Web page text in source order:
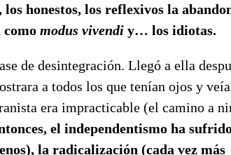
honestos, los reflexivos la
como modus vivendi y… los idiotas.
de desintegración. Llegó a ella
a todos los que tenían ojos y
era impracticable (el camino a
el independentismo ha
la radicalización (cada vez más